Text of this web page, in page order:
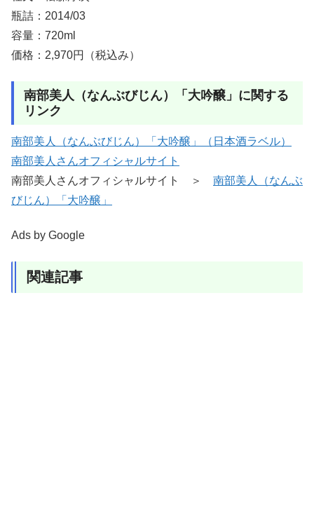
瓶詰：2014/03
容量：720ml
価格：2,970円（税込み）
南部美人（なんぶびじん）「大吟醸」に関する
リンク
南部美人（なんぶびじん）「大吟醸」（日本酒ラベル）
南部美人さんオフィシャルサイト
南部美人さんオフィシャルサイト ＞ 南部美人（なんぶ
びじん）「大吟醸」
Ads by Google
関連記事